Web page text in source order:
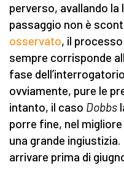
perverso, avallando la
passaggio non è
osservato, il
sempre corrisponde
fase
ovviamente, pure le
intanto, il caso Dobbs
porre fine, nel
una grande
arrivare prima di